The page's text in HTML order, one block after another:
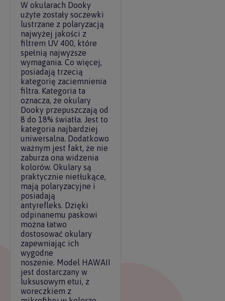
W okularach Dooky
użyte zostały soczewki
lustrzane z polaryzacją
najwyżej jakości z
filtrem UV 400, które
spełnią najwyższe
wymagania. Co więcej,
posiadają trzecią
kategorię zaciemnienia
filtra. Kategoria ta
oznacza, że okulary
Dooky przepuszczają od
8 do 18% światła. Jest to
kategoria najbardziej
uniwersalna. Dodatkowo
ważnym jest fakt, że nie
zaburza ona widzenia
kolorów. Okulary są
praktycznie nietłukące,
mają polaryzacyjne i
posiadają
antyrefleks. Dzięki
odpinanemu paskowi
można łatwo
dostosować okulary
zapewniając ich
wygodne
noszenie. Model HAWAII
jest dostarczany w
luksusowym etui, z
woreczkiem z